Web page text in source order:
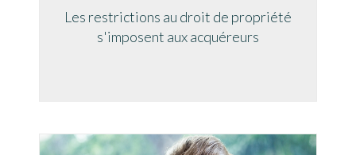
Les restrictions au droit de propriété
s'imposent aux acquéreurs